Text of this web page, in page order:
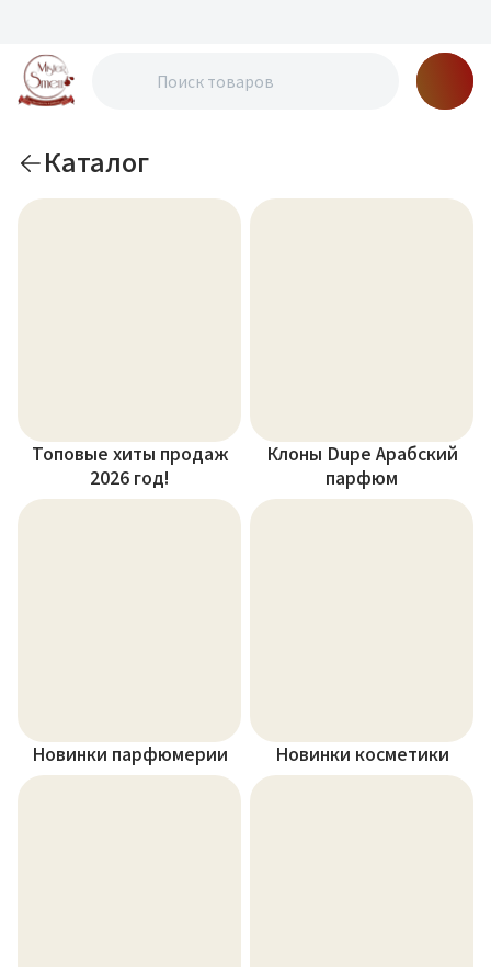
Каталог
Топовые хиты продаж
2026 год!
Клоны Dupe Арабский
парфюм
Новинки парфюмерии Новинки косметики